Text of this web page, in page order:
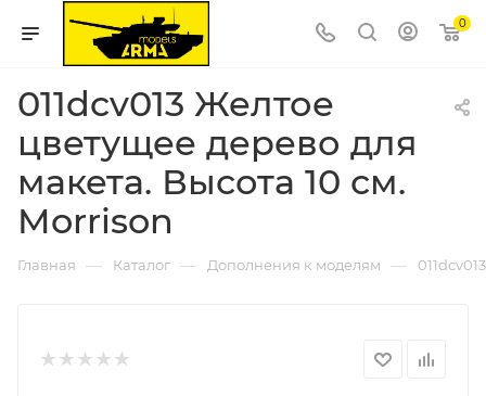
0
011dcv013 Желтое
цветущее дерево для
макета. Высота 10 см.
Morrison
Главная — Каталог — Дополнения к моделям —